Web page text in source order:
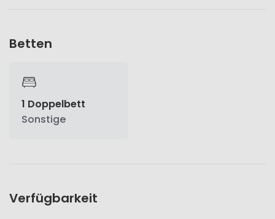
Betten
1 Doppelbett
Sonstige
Verfügbarkeit